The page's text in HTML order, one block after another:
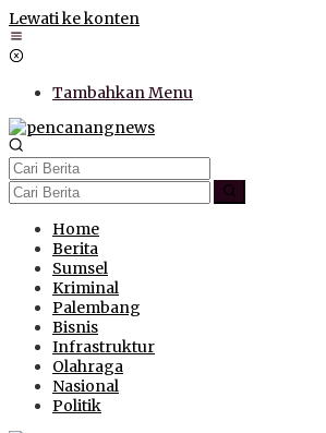
Lewati ke konten
Tambahkan Menu
Home
Berita
Sumsel
Kriminal
Palembang
Bisnis
Infrastruktur
Olahraga
Nasional
Politik